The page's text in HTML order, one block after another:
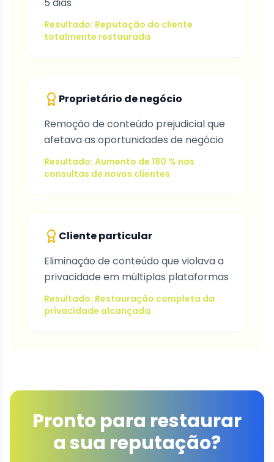
5 dias
Resultado: Reputação do cliente
totalmente restaurada
Proprietário de negócio
Remoção de conteúdo prejudicial que
afetava as oportunidades de negócio
Resultado: Aumento de 180 % nas
consultas de novos clientes
Cliente particular
Eliminação de conteúdo que violava a
privacidade em múltiplas plataformas
Resultado: Restauração completa da
privacidade alcançada
Pronto para restaurar
a sua reputação?